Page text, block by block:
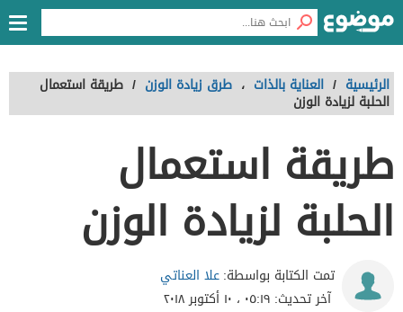
الرئيسية / العناية بالذات ، طرق زيادة الوزن / طريقة استعمال
الحلبة لزيادة الوزن
طريقة استعمال
الحلبة لزيادة الوزن
تمت الكتابة بواسطة:علا العناتي
آخر تحديث: ٠٥:١٩ ، ١٠ أكتوبر ٢٠١٨